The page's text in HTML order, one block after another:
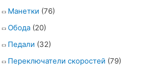
Манетки (76)
Обода (20)
Педали (32)
Переключатели скоростей (79)